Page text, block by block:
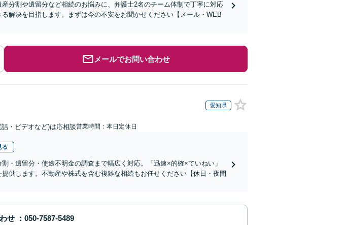
産分割や遺留分など相続のお悩みに、弁護士2名のチーム体制で丁寧に対応
解決を目指します。まずは今の不安をお聞かせください【メール・WEB
メールでお問い合わせ
愛知県
・ビデオなど)は応相談営業時間：本日定休日
る
・遺留分・使途不明金の調査まで幅広く対応。「迅速×的確×ていねい」
供します。不動産や株式を含む複雑な相続もお任せください【休日・夜間
せ